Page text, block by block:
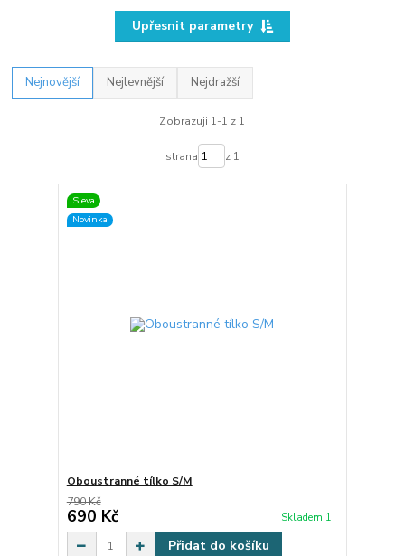
Upřesnit parametry
Nejnovější Nejlevnější Nejdražší
Zobrazuji 1-1 z 1
strana z 1
Sleva
Novinka
Oboustranné tílko S/M
790 Kč
690 Kč Skladem 1
Přidat do košíku